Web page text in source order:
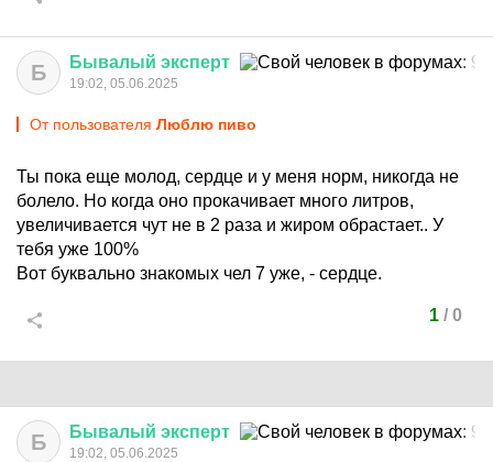
Б Бывалый эксперт
19:02, 05.06.2025
От пользователя Люблю пиво
Ты пока еще молод, сердце и у меня норм, никогда не
болело. Но когда оно прокачивает много литров,
увеличивается чут не в 2 раза и жиром обрастает.. У
тебя уже 100%
Вот буквально знакомых чел 7 уже, - сердце.
1/ 0
Б Бывалый эксперт
19:02, 05.06.2025